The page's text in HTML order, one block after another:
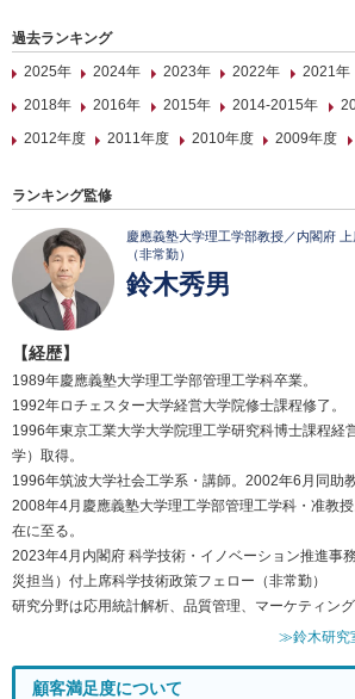
過去ランキング
2025年
2024年 2023年 2022年 2021年
2018年
2016年 2015年 2014-2015年
2012年度
2011年度 2010年度 2009年度
ランキング監修
慶應義塾大学理工学部教授／内閣府
（非常勤）
鈴木秀男
【経歴】
1989年慶應義塾大学理工学部管理工学科卒業。
1992年ロチェスター大学経営大学院修士課程修了。
1996年東京工業大学大学院理工学研究科博士課程経
学）取得。
1996年筑波大学社会工学系・講師。2002年6月同助教
2008年4月慶應義塾大学理工学部管理工学科・准教
在に至る。
2023年4月内閣府 科学技術・イノベーション推進事
災担当）付上席科学技術政策フェロー（非常勤）
研究分野は応用統計解析、品質管理、マーケティング
≫鈴木研究
顧客満足度について